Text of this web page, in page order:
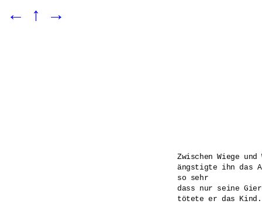
← ↑ →
Zwischen Wiege und
ängstigte ihn das
so sehr
dass nur seine
tötete er das Kind.